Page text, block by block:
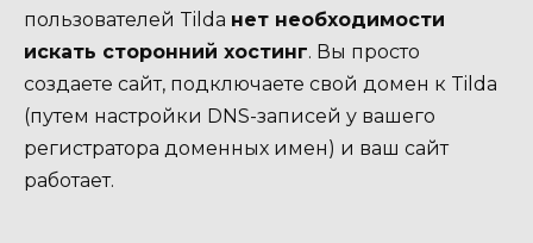
пользователей Tilda нет необходимости
искать сторонний хостинг. Вы просто
создаете сайт, подключаете свой домен к Tilda
(путем настройки DNS-записей у вашего
регистратора доменных имен) и ваш сайт
работает.